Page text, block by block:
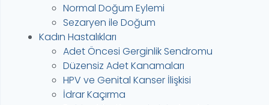
Normal Doğum Eylemi
Sezaryen ile Doğum
Kadın Hastalıkları
Adet Öncesi Gerginlik Sendromu
Düzensiz Adet Kanamaları
HPV ve Genital Kanser İlişkisi
İdrar Kaçırma